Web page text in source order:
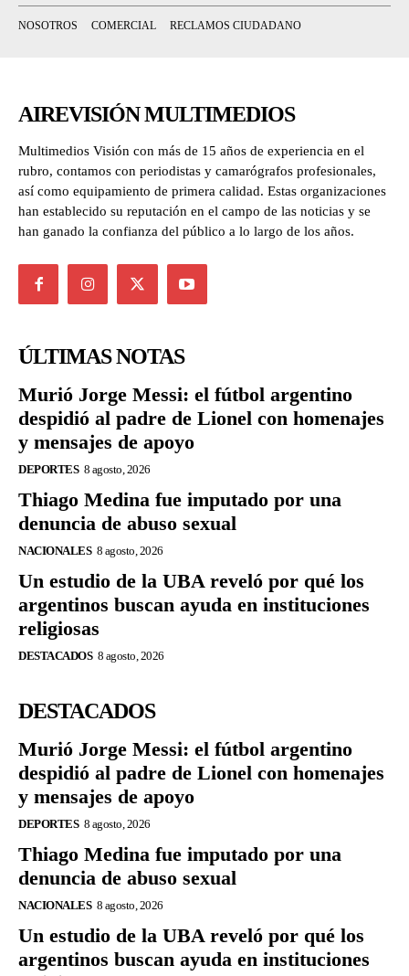
NOSOTROS COMERCIAL RECLAMOS CIUDADANO
AIREVISIÓN MULTIMEDIOS
Multimedios Visión con más de 15 años de experiencia en el
rubro, contamos con periodistas y camarógrafos profesionales,
así como equipamiento de primera calidad. Estas organizaciones
han establecido su reputación en el campo de las noticias y se
han ganado la confianza del público a lo largo de los años.
ÚLTIMAS NOTAS
Murió Jorge Messi: el fútbol argentino
despidió al padre de Lionel con homenajes
y mensajes de apoyo
DEPORTES 8 agosto, 2026
Thiago Medina fue imputado por una
denuncia de abuso sexual
NACIONALES 8 agosto, 2026
Un estudio de la UBA reveló por qué los
argentinos buscan ayuda en instituciones
religiosas
DESTACADOS 8 agosto, 2026
DESTACADOS
Murió Jorge Messi: el fútbol argentino
despidió al padre de Lionel con homenajes
y mensajes de apoyo
DEPORTES 8 agosto, 2026
Thiago Medina fue imputado por una
denuncia de abuso sexual
NACIONALES 8 agosto, 2026
Un estudio de la UBA reveló por qué los
argentinos buscan ayuda en instituciones